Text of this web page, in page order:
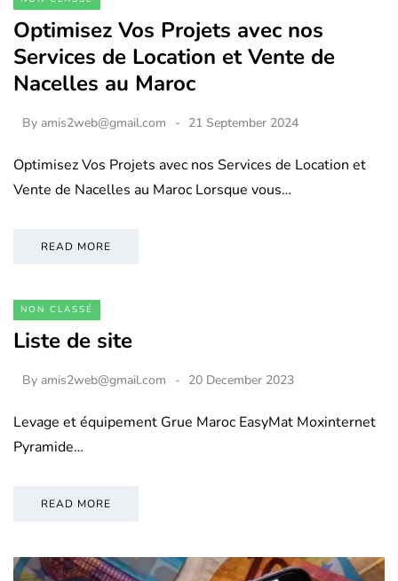
Optimisez Vos Projets avec nos
Services de Location et Vente de
Nacelles au Maroc
By amis2web@gmail.com 21 September 2024
Optimisez Vos Projets avec nos Services de Location et
Vente de Nacelles au Maroc Lorsque vous…
READ MORE
NON CLASSÉ
Liste de site
By amis2web@gmail.com 20 December 2023
Levage et équipement Grue Maroc EasyMat Moxinternet
Pyramide…
READ MORE